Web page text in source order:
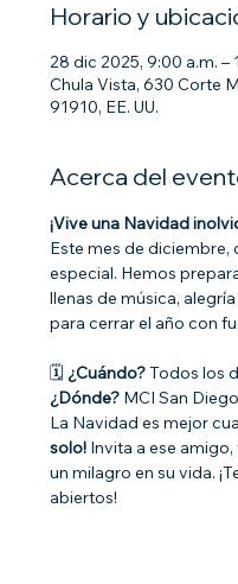
Horario y
28 dic 2025, 9:00 a.m. –
Chula Vista, 630 Corte
91910, EE. UU.
Acerca del
¡Vive una Navidad
Este mes de diciembre,
especial. Hemos
llenas de música,
para cerrar el año con
🗓 ¿Cuándo? Todos los
¿Dónde? MCI San
La Navidad es mejor
solo! Invita a ese
un milagro en su vida.
abiertos!